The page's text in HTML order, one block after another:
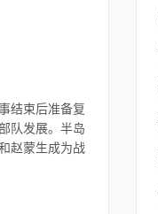
结束后准备复
队发展。半岛
赵蒙生成为战